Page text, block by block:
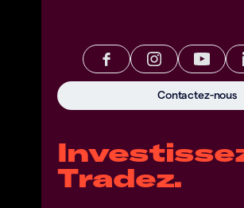
Tradez.